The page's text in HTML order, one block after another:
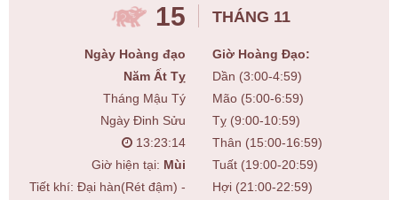
15
Ngày Hoàng đạo
Năm Ất Tỵ
Tháng Mậu Tý
Ngày Đinh Sửu
13:23:15
Giờ hiện tại: Mùi
Tiết khí: Đại hàn(Rét đậm) -
THÁNG 11
Giờ Hoàng Đạo:
Dần (3:00-4:59)
Mão (5:00-6:59)
Tỵ (9:00-10:59)
Thân (15:00-16:59)
Tuất (19:00-20:59)
Hợi (21:00-22:59)